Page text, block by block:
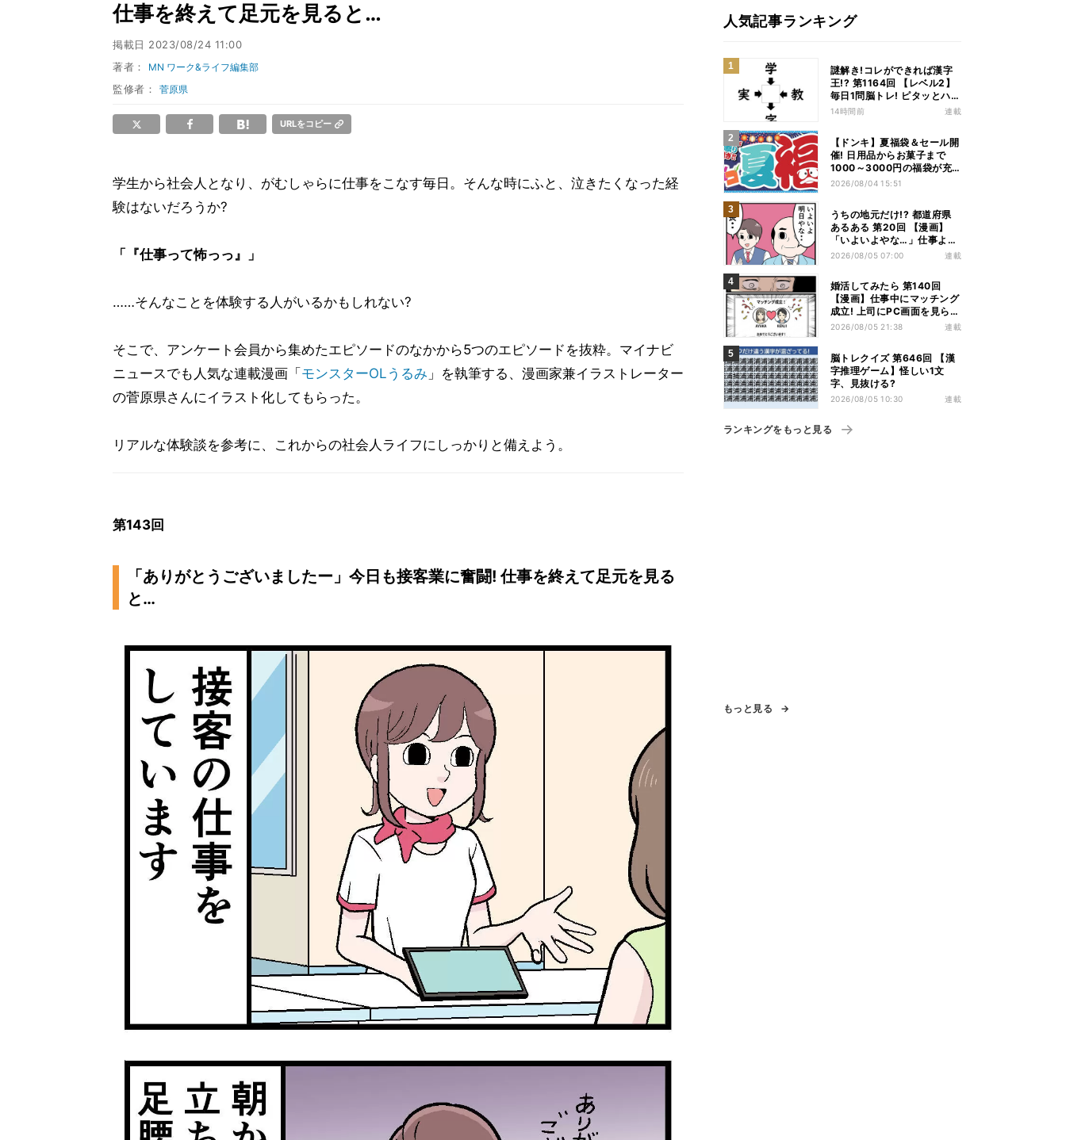
仕事を終えて足元を見ると…
掲載日 2023/08/24 11:00
著者： MN ワーク&ライフ編集部
監修者： 菅原県
URLをコピー
学生から社会人となり、がむしゃらに仕事をこなす毎日。そんな時にふと、泣きたくなった経
験はないだろうか?
「『仕事って怖っっ』」
……そんなことを体験する人がいるかもしれない?
そこで、アンケート会員から集めたエピソードのなかから5つのエピソードを抜粋。マイナビ
ニュースでも人気な連載漫画「 モンスターOLうるみ 」を執筆する、漫画家兼イラストレーター
の菅原県さんにイラスト化してもらった。
リアルな体験談を参考に、これからの社会人ライフにしっかりと備えよう。
第143回
「ありがとうございましたー」今日も接客業に奮闘! 仕事を終えて足元を見る
と…
人気記事ランキング
謎解き!コレができれば漢字
王!? 第1164回 【レベル2】
毎日1問脳トレ! ピタッとハマ
る漢字はどれだ?
14時間前 連載
【ドンキ】夏福袋＆セール開
催! 日用品からお菓子まで
1000～3000円の福袋が充
実、家電やアパレルなど人気
2026/08/04 15:51
うちの地元だけ!? 都道府県
あるある 第20回 【漫画】
「いよいよやな…」仕事より
優先は当然!? 兵庫県民の“祭
2026/08/05 07:00 連載
婚活してみたら 第140回
【漫画】仕事中にマッチング
成立! 上司にPC画面を見られ
た結果…
2026/08/05 21:38 連載
脳トレクイズ 第646回 【漢
字推理ゲーム】怪しい1文
字、見抜ける?
2026/08/05 10:30 連載
ランキングをもっと見る
もっと見る